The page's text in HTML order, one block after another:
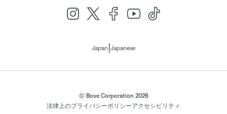
Japan Japanese
© Bose Corporation 2026
法律上のプライバシーポリシーアクセシビリティ